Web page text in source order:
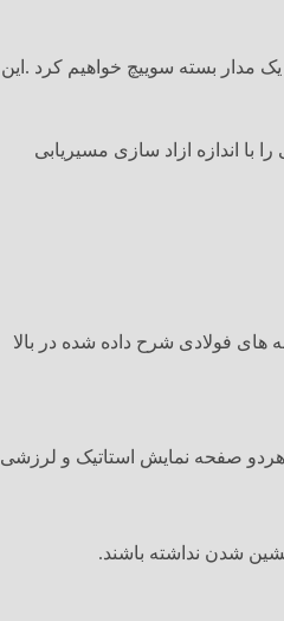
یک مدار بسته سوییچ خواهیم کرد .این
با اندازه ازاد سازی مسیریابی
های فولادی شرح داده شده در بالا
هردو صفحه نمایش استاتیک و لرزشی
شدن نداشته باشند.